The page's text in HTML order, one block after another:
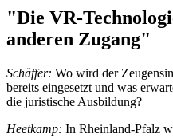
"Die VR-
anderen Zugang"
Schäffer: Wo wird der
bereits eingesetzt und was
die juristische Ausbildung?
Heetkamp: In Rheinland-Pfalz